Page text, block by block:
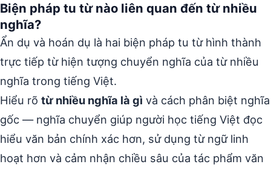
Biện pháp tu từ nào liên quan đến từ nhiều
nghĩa?
Ẩn dụ và hoán dụ là hai biện pháp tu từ hình thành
trực tiếp từ hiện tượng chuyển nghĩa của từ nhiều
nghĩa trong tiếng Việt.
Hiểu rõ từ nhiều nghĩa là gì và cách phân biệt nghĩa
gốc — nghĩa chuyển giúp người học tiếng Việt đọc
hiểu văn bản chính xác hơn, sử dụng từ ngữ linh
hoạt hơn và cảm nhận chiều sâu của tác phẩm văn